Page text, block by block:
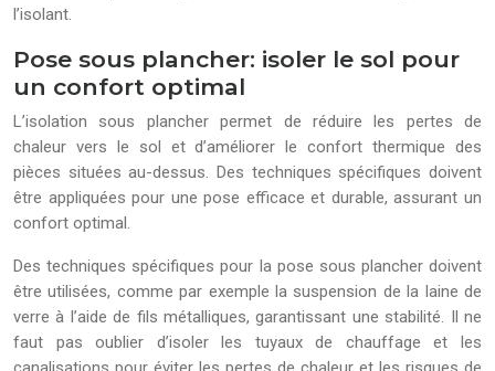
l’isolant.
Pose sous plancher: isoler le sol pour
un confort optimal
L’isolation sous plancher permet de réduire les pertes de
chaleur vers le sol et d’améliorer le confort thermique des
pièces situées au-dessus. Des techniques spécifiques doivent
être appliquées pour une pose efficace et durable, assurant un
confort optimal.
Des techniques spécifiques pour la pose sous plancher doivent
être utilisées, comme par exemple la suspension de la laine de
verre à l’aide de fils métalliques, garantissant une stabilité. Il ne
faut pas oublier d’isoler les tuyaux de chauffage et les